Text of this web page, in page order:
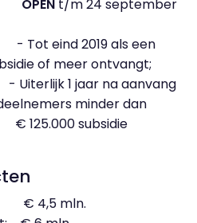
OPEN t/m 24 september
eind 2019 als een
of meer ontvangt;
na aanvang
minder dan
subsidie
€ 4,5 mln.